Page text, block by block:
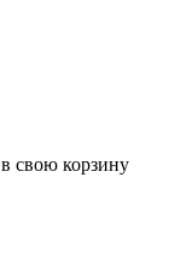
свою корзину